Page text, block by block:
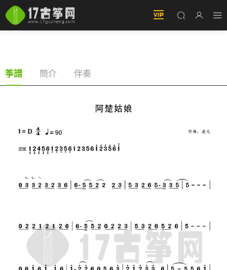
筝譜 簡介 伴奏